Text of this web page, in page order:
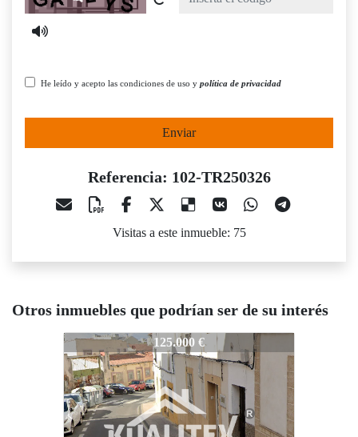
He leído y acepto las condiciones de uso y política de privacidad
Enviar
Referencia: 102-TR250326
Visitas a este inmueble: 75
Otros inmuebles que podrían ser de su interés
TR250326125.000 €
102-TR250326120.000 €